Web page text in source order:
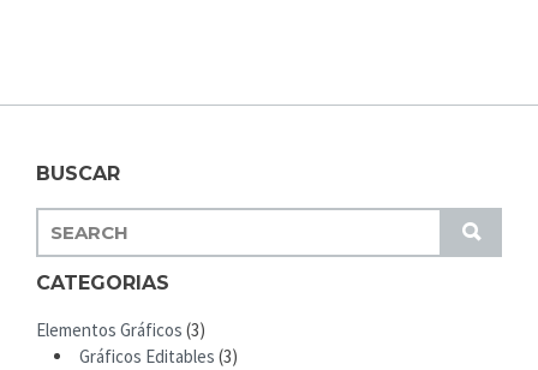
BUSCAR
S
U
E
A
C
CATEGORIAS
Elementos Gráficos (3)
Gráficos Editables (3)